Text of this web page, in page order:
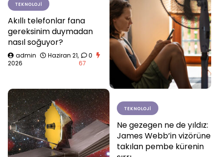
TEKNOLOJI
Akıllı telefonlar fana
gereksinim duymadan
nasıl soğuyor?
admin
Haziran 21,
2026
0
67
TEKNOLOJI
Ne gezegen ne de yıldız:
James Webb’in vizörüne
takılan pembe kürenin